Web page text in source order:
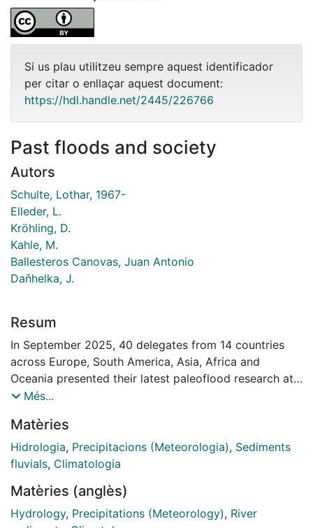
Si us plau utilitzeu sempre aquest identificador
per citar o enllaçar aquest document:
https://hdl.handle.net/2445/226766
Past floods and society
Autors
Schulte, Lothar, 1967-
Elleder, L.
Kröhling, D.
Kahle, M.
Ballesteros Canovas, Juan Antonio
Daňhelka, J.
Resum
In September 2025, 40 delegates from 14 countries
across Europe, South America, Asia, Africa and
Oceania presented their latest paleoflood research at
the FLOODS Working Group (FWG) workshop in
most remarkable historical flood-reference sites. The
conference organized by the Czech
Hydrometeorological Institute (CHMI) and the
datasets for future risk scenarios, adaptation and
mitigation strategies by integrating space-time flood
Més...
Matèries
Hidrologia, Precipitacions (Meteorologia), Sediments
fluvials, Climatologia
Matèries (anglès)
Hydrology, Precipitations (Meteorology), River